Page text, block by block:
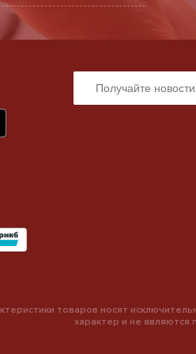
товаров носят
характер и не являются